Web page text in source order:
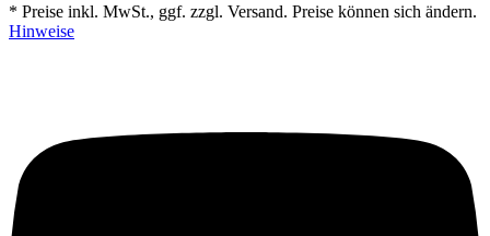
* Preise inkl. MwSt., ggf. zzgl. Versand. Preise können sich ändern.
Hinweise